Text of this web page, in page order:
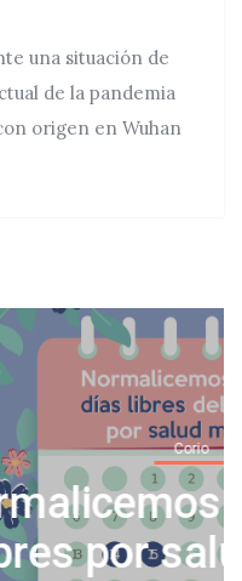
una situación de
de la pandemia
origen en Wuhan
tomar días
mental